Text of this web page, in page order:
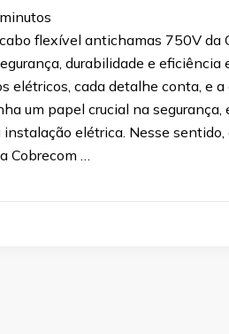
minutos
flexível antichamas 750V da
durabilidade e eficiência
elétricos, cada detalhe conta, e a
um papel crucial na segurança,
instalação elétrica. Nesse
…